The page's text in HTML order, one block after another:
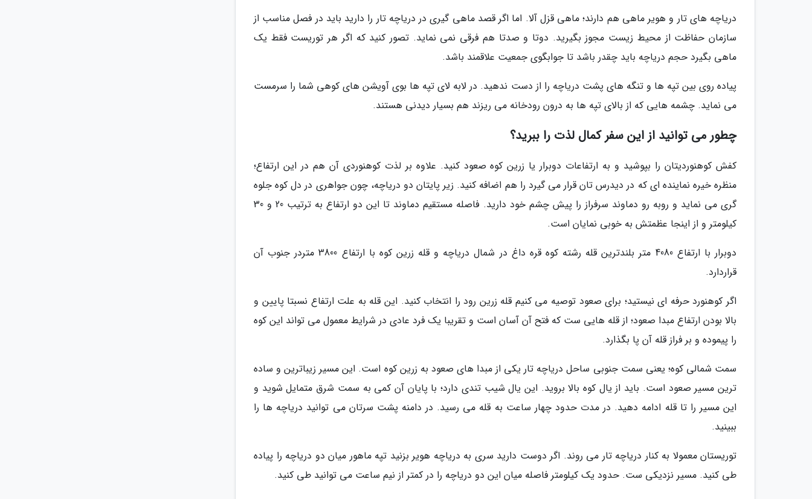
دریاچه های تار و هویر ماهی هم دارند؛ ماهی قزل آلا. اما اگر قصد ماهی گیری در دریاچه تار را دارید باید در فصل مناسب از
سازمان حفاظت از محیط زیست مجوز بگیرید. دوتا و صدتا هم فرقی نمی نماید. تصور کنید که اگر هر توریست فقط یک
ماهی بگیرد حجم دریاچه باید چقدر باشد تا جوابگوی جمعیت علاقمند باشد.
پیاده روی بین تپه ها و تنگه های پشت دریاچه را از دست ندهید. در لابه لای تپه ها بوی آویشن های کوهی شما را سرمست
می نماید. چشمه هایی که از بالای تپه ها به درون رودخانه می ریزند هم بسیار دیدنی هستند.
چطور می توانید از این سفر کمال لذت را ببرید؟
کفش کوهنوردیتان را بپوشید و به ارتفاعات دوبرار یا زرین کوه صعود کنید. علاوه بر لذت کوهنوردی آن هم در این ارتفاع؛
منظره خیره نماینده ای که در دیدرس تان قرار می گیرد را هم اضافه کنید. زیر پایتان دو دریاچه، چون جواهری در دل کوه جلوه
گری می نماید و روبه رو دماوند سرفراز را پیش چشم خود دارید. فاصله مستقیم دماوند تا این دو ارتفاع به ترتیب 20 و 30
کیلومتر و از اینجا عظمتش به خوبی نمایان است.
دوبرار با ارتفاع 4080 متر بلندترین قله رشته کوه قره داغ در شمال دریاچه و قله زرین کوه با ارتفاع 3800 متردر جنوب آن
قراردارد.
اگر کوهنورد حرفه ای نیستید؛ برای صعود توصیه می کنیم قله زرین رود را انتخاب کنید. این قله به علت ارتفاع نسبتا پایین و
بالا بودن ارتفاع مبدا صعود؛ از قله هایی ست که فتح آن آسان است و تقریبا یک فرد عادی در شرایط معمول می تواند این کوه
را پیموده و بر فراز قله آن پا بگذارد.
سمت شمالی کوه؛ یعنی سمت جنوبی ساحل دریاچه تار یکی از مبدا های صعود به زرین کوه است. این مسیر زیباترین و ساده
ترین مسیر صعود است. باید از یال کوه بالا بروید. این یال شیب تندی دارد؛ با پایان آن کمی به سمت شرق متمایل شوید و
این مسیر را تا قله ادامه دهید. در مدت حدود چهار ساعت به قله می رسید. در دامنه پشت سرتان می توانید دریاچه ها را
ببینید.
توریستان معمولا به کنار دریاچه تار می روند. اگر دوست دارید سری به دریاچه هویر بزنید تپه ماهور میان دو دریاچه را پیاده
طی کنید. مسیر نزدیکی ست. حدود یک کیلومتر فاصله میان این دو دریاچه را در کمتر از نیم ساعت می توانید طی کنید.